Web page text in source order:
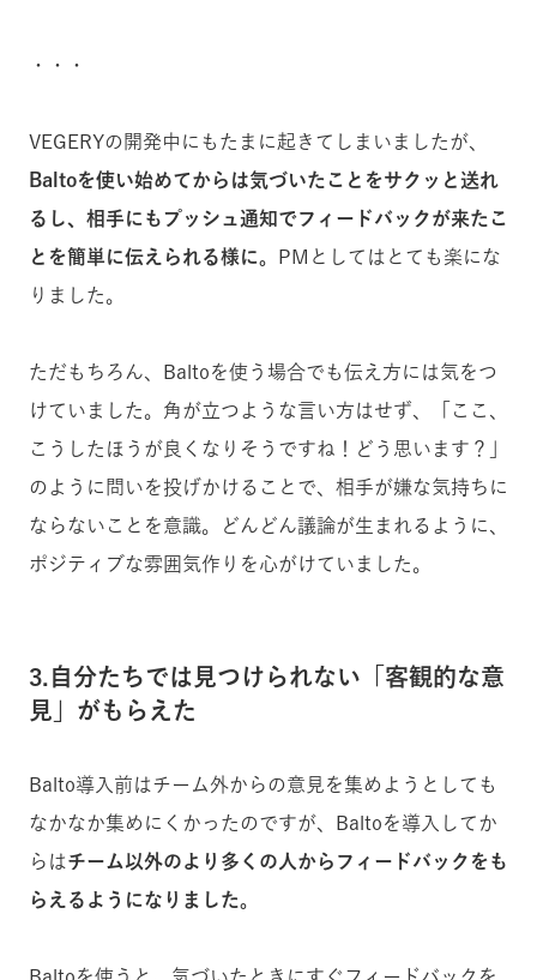
・・・
VEGERYの開発中にもたまに起きてしまいましたが、
Baltoを使い始めてからは気づいたことをサクッと送れ
るし、相手にもプッシュ通知でフィードバックが来たこ
とを簡単に伝えられる様に。
PMとしてはとても楽にな
りました。
ただもちろん、Baltoを使う場合でも伝え方には気をつ
けていました。角が立つような言い方はせず、「ここ、
こうしたほうが良くなりそうですね！どう思います？」
のように問いを投げかけることで、相手が嫌な気持ちに
ならないことを意識。どんどん議論が生まれるように、
ポジティブな雰囲気作りを心がけていました。
3.自分たちでは見つけられない「客観的な意
見」がもらえた
Balto導入前はチーム外からの意見を集めようとしても
なかなか集めにくかったのですが、Baltoを導入してか
らはチーム以外のより多くの人からフィードバックをも
らえるようになりました。